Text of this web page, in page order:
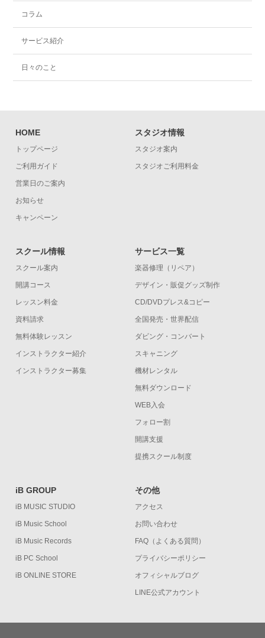
コラム
サービス紹介
日々のこと
HOME
トップページ
ご利用ガイド
営業日のご案内
お知らせ
キャンペーン
スタジオ情報
スタジオ案内
スタジオご利用料金
スクール情報
スクール案内
開講コース
レッスン料金
資料請求
無料体験レッスン
インストラクター紹介
インストラクター募集
サービス一覧
楽器修理（リペア）
デザイン・販促グッズ制作
CD/DVDプレス&コピー
全国発売・世界配信
ダビング・コンバート
スキャニング
機材レンタル
無料ダウンロード
WEB入会
フォロー割
開講支援
提携スクール制度
iB GROUP
iB MUSIC STUDIO
iB Music School
iB Music Records
iB PC School
iB ONLINE STORE
その他
アクセス
お問い合わせ
FAQ（よくある質問）
プライバシーポリシー
オフィシャルブログ
LINE公式アカウント